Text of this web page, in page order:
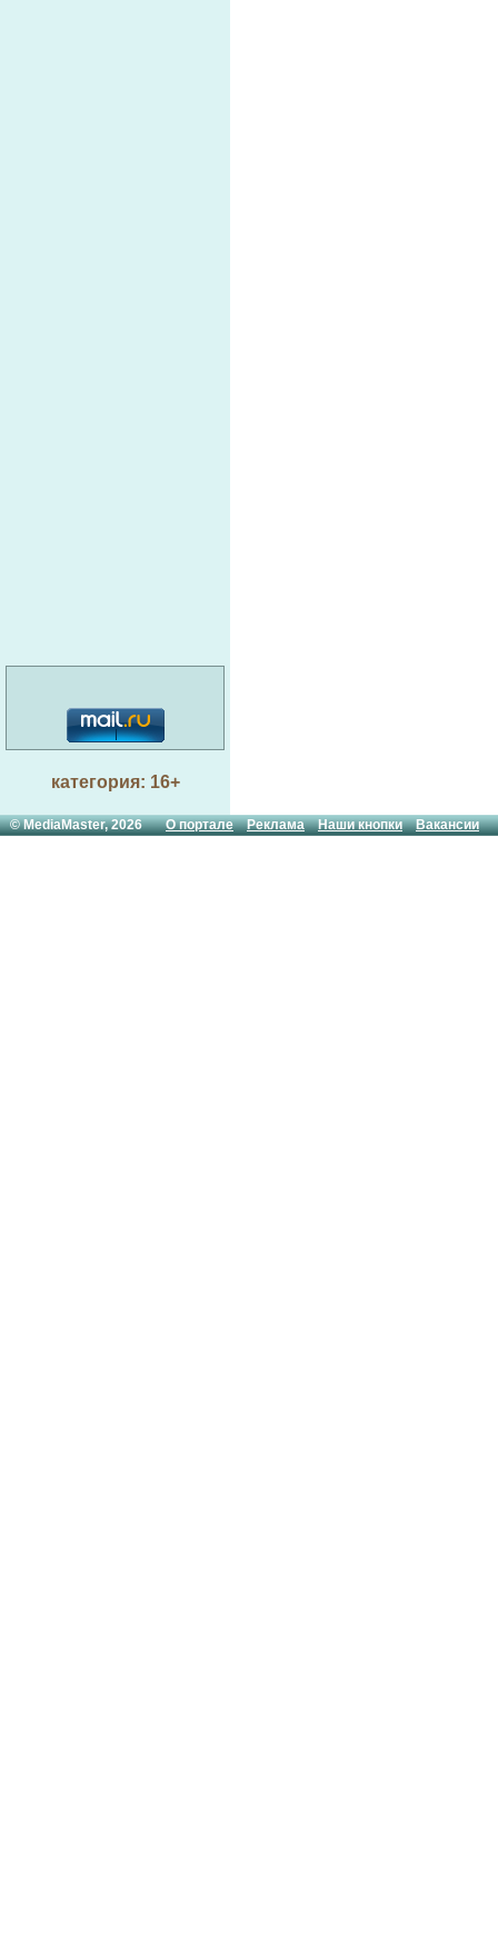
категория: 16+
© MediaMaster, 2026О портале Реклама Наши кнопки Вакансии